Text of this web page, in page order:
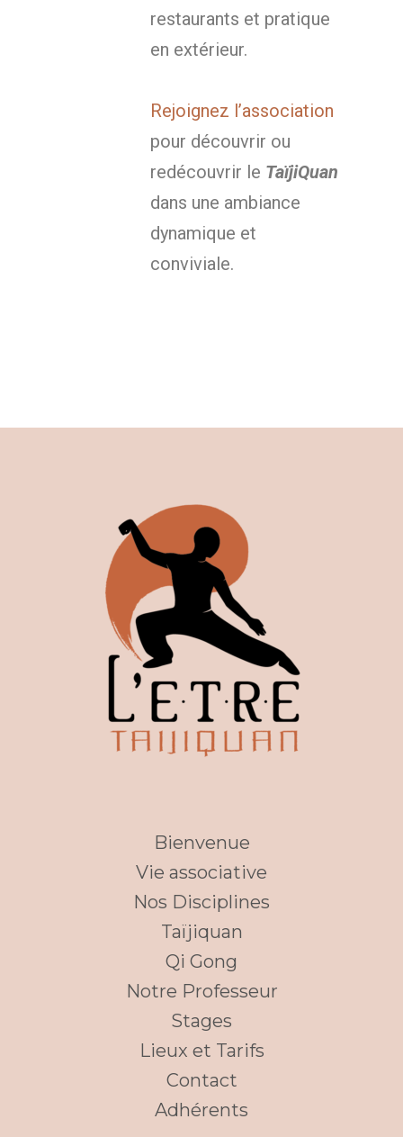
restaurants et pratique
en extérieur.
Rejoignez l’association
pour découvrir ou
redécouvrir le TaïjiQuan
dans une ambiance
dynamique et
conviviale.
Bienvenue
Vie associative
Nos Disciplines
Taïjiquan
Qi Gong
Notre Professeur
Stages
Lieux et Tarifs
Contact
Adhérents